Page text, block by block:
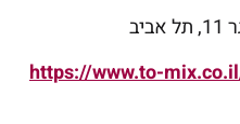
https://www.to-